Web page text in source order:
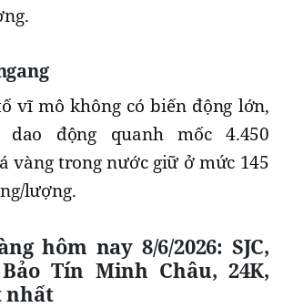
vĩ mô không có biến động lớn,
động quanh mốc 4.450
vàng trong nước giữ ở mức 145
lượng.
hôm nay 8/6/2026: SJC,
Bảo Tín Minh Châu, 24K,
nhất